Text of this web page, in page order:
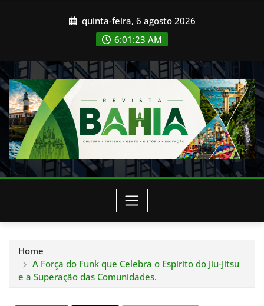
quinta-feira, 6 agosto 2026
6:01:26 AM
Home
A Força do Funk que Celebra o Espírito do Jiu-Jitsu
e a Superação das Comunidades.